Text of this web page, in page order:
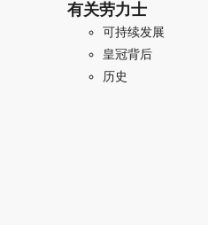
有关劳力士
可持续发展
皇冠背后
历史